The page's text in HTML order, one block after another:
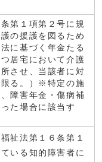
第１項第２号に規
の援護を図るため
に基づく年金たる
居宅において介護
させ、当該者に対
限る。）※特定の施
障害年金・傷病補
た場合に該当す
祉法第１６条第１
いる知的障害者に